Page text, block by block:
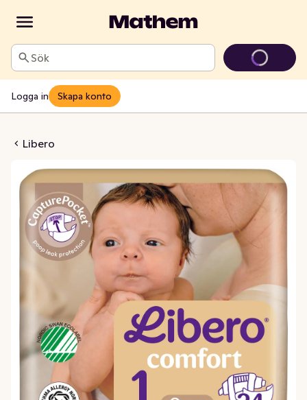
Sök
Logga in Skapa konto
Libero
(1) 2-5kg